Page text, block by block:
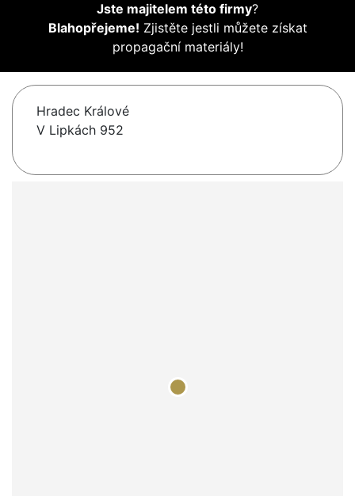
Jste majitelem této firmy?
Blahopřejeme! Zjistěte jestli můžete získat
propagační materiály!
Hradec Králové
V Lipkách 952